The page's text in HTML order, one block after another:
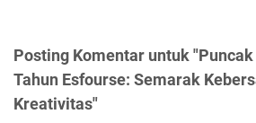
Posting Komentar untuk
Tahun Esfourse: Semarak
Kreativitas"